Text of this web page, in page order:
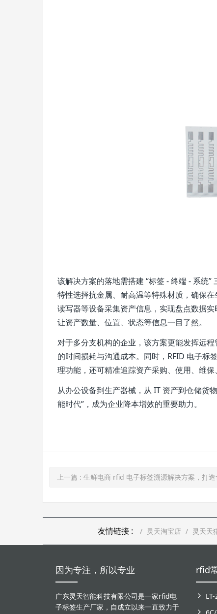
该解决方案的落地需搭建 “标签 - 终端 - 系统
特性选择抗金属、耐高温等特殊材质，确保
读写器等设备采集资产信息，实现盘点数据
让资产数量、位置、状态等信息一目了然。
对于多分支机构的企业，该方案更能发挥远
的时间损耗与沟通成本。同时，RFID 电子标
理功能，还可精准追踪资产采购、使用、维
从办公设备到生产器械，从 IT 资产到仓储货
能时代”，成为企业降本增效的重要助力。
上一篇 : 生鲜电商 rfid 电子标签溯源解决方案，打造食品安
友情链接 : 灵天淘宝店 灵天天
因为专注，所以专业
广东灵天智能科技有限公司是一家rfid电
子标签生产厂家，自成立以来一直致力于
rfid